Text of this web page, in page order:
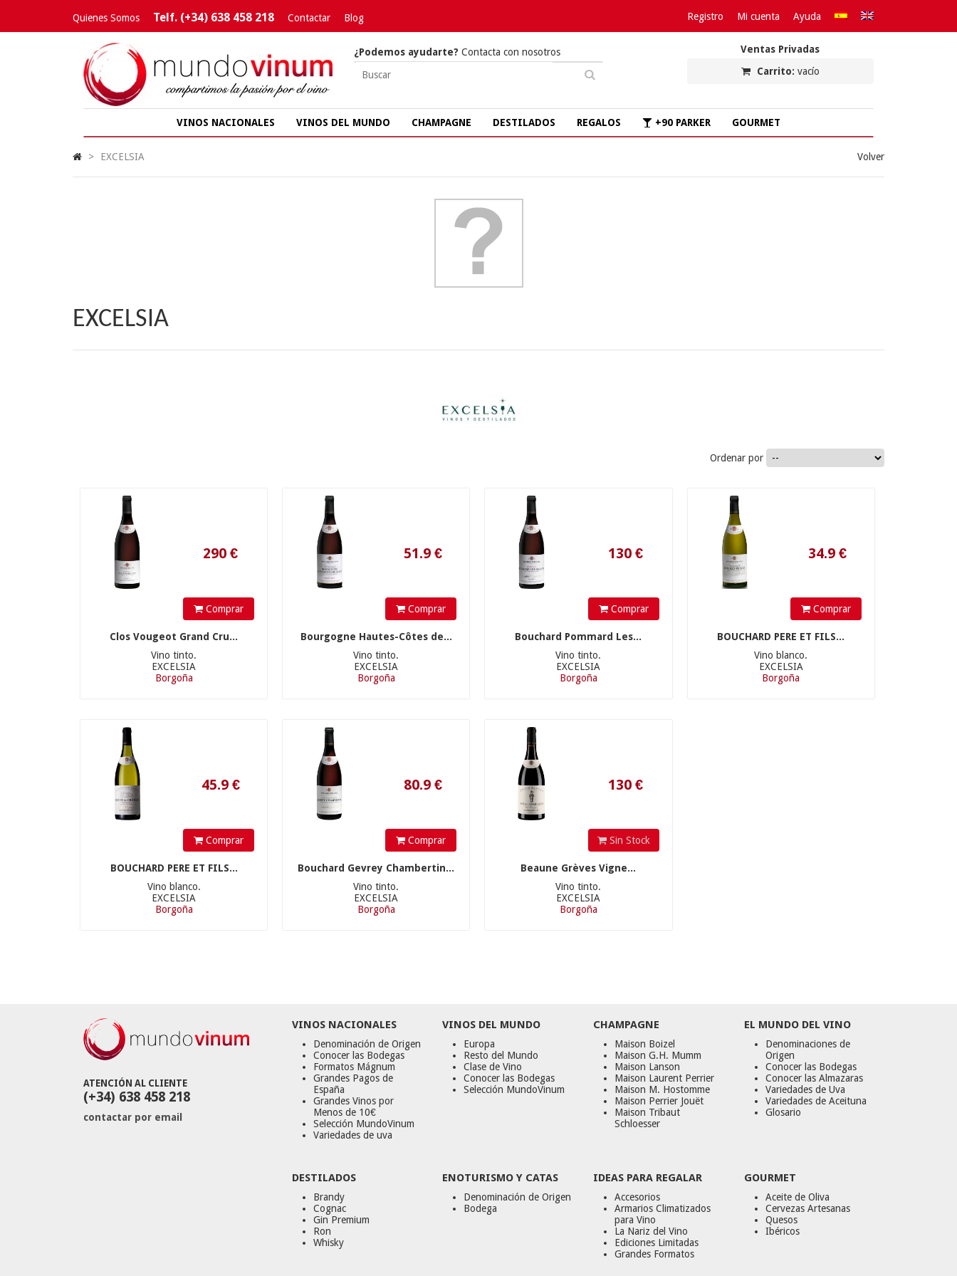
Quienes Somos Telf. (+34) 638 458 218 Contactar Blog Registro Mi cuenta Ayuda
Ventas Privadas
Carrito: vacío
¿Podemos ayudarte? Contacta con nosotros
VINOS NACIONALES VINOS DEL MUNDO CHAMPAGNE DESTILADOS REGALOS +90 PARKER GOURMET
> EXCELSIA Volver
EXCELSIA
Ordenar por
Comprar
Clos Vougeot Grand Cru...
Vino tinto.
EXCELSIA
Borgoña
Comprar
Bourgogne Hautes-Côtes de...
Vino tinto.
EXCELSIA
Borgoña
Comprar
Bouchard Pommard Les...
Vino tinto.
EXCELSIA
Borgoña
34.9
Comprar
BOUCHARD PERE ET FILS...
Vino blanco.
EXCELSIA
Borgoña
Comprar
BOUCHARD PERE ET FILS...
Vino blanco.
EXCELSIA
Borgoña
Comprar
Bouchard Gevrey Chambertin...
Vino tinto.
EXCELSIA
Borgoña
Sin Stock
Beaune Grèves Vigne...
Vino tinto.
EXCELSIA
Borgoña
ATENCIÓN AL CLIENTE
(+34) 638 458 218
contactar por email
VINOS NACIONALES
Denominación de Origen
Conocer las Bodegas
Formatos Mágnum
Grandes Pagos de
España
Grandes Vinos por
Menos de 10€
Selección MundoVinum
Variedades de uva
VINOS DEL MUNDO
Europa
Resto del Mundo
Clase de Vino
Conocer las Bodegas
Selección MundoVinum
CHAMPAGNE
Maison Boizel
Maison G.H. Mumm
Maison Lanson
Maison Laurent Perrier
Maison M. Hostomme
Maison Perrier Jouët
Maison Tribaut
Schloesser
EL MUNDO DEL VINO
Denominaciones de
Origen
Conocer las Bodegas
Conocer las Almazaras
Variedades de Uva
Variedades de Aceituna
Glosario
DESTILADOS
Brandy
Cognac
Gin Premium
Ron
Whisky
ENOTURISMO Y CATAS
Denominación de Origen
Bodega
IDEAS PARA REGALAR
Accesorios
Armarios Climatizados
para Vino
La Nariz del Vino
Ediciones Limitadas
Grandes Formatos
GOURMET
Aceite de Oliva
Cervezas Artesanas
Quesos
Ibéricos